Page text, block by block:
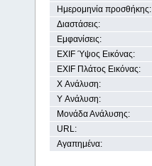
Ημερομηνία προσθήκης:
Διαστάσεις:
Εμφανίσεις:
EXIF Ύψος Εικόνας:
EXIF Πλάτος Εικόνας:
X Ανάλυση:
Y Ανάλυση:
Μονάδα Ανάλυσης:
URL:
Αγαπημένα: